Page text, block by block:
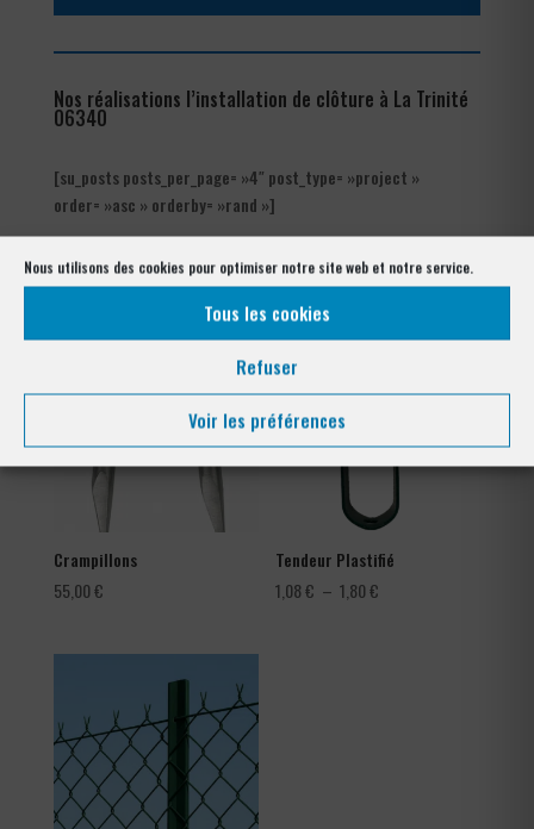
Nous utilisons des cookies pour optimiser notre site web et notre service.
Tous les cookies
Refuser
Voir les préférences
Nos réalisations l’installation de clôture à La Trinité
06340
[su_posts posts_per_page= »4″ post_type= »project »
order= »asc » orderby= »rand »]
Nos références posés
à La Trinité 06340
Crampillons
55,00€
Tendeur Plastifié
1,08€ – 1,80€